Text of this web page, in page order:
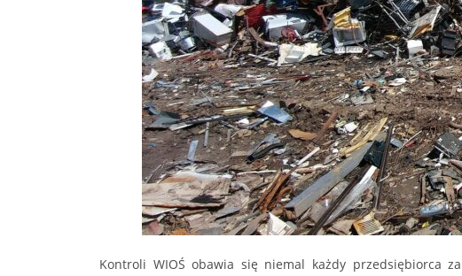
Kontroli WIOŚ obawia się niemal każdy przedsiębiorca